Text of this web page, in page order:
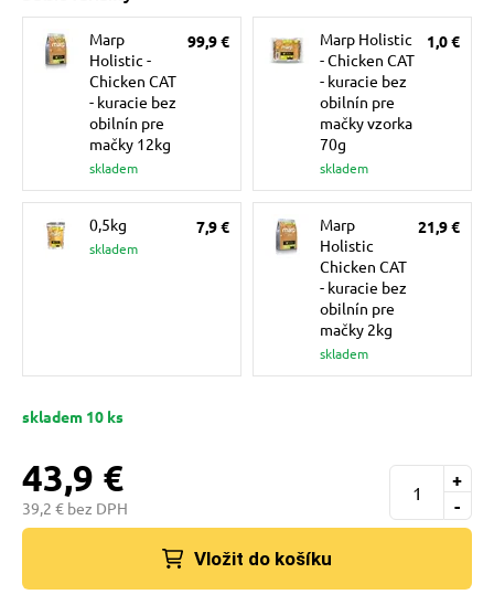
a ohlávky
poukazy
Marp
Holistic -
Chicken CAT
- kuracie bez
obilnín pre
mačky 12kg
skladem
99,9 €
Marp Holistic
- Chicken CAT
- kuracie bez
obilnín pre
mačky vzorka
70g
skladem
1,0 €
0,5kg
skladem
7,9 €
Marp
Holistic
Chicken CAT
- kuracie bez
obilnín pre
mačky 2kg
skladem
21,9 €
skladem 10 ks
43,9 €
39,2 € bez DPH -
+
Vložit do košíku